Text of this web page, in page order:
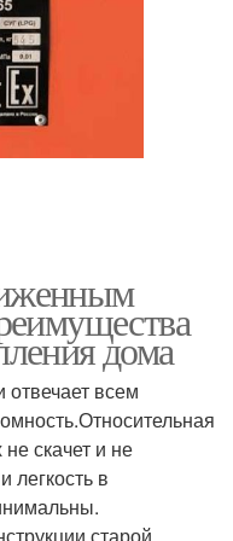
дома
отвечает всем
скачет и не
легкость в